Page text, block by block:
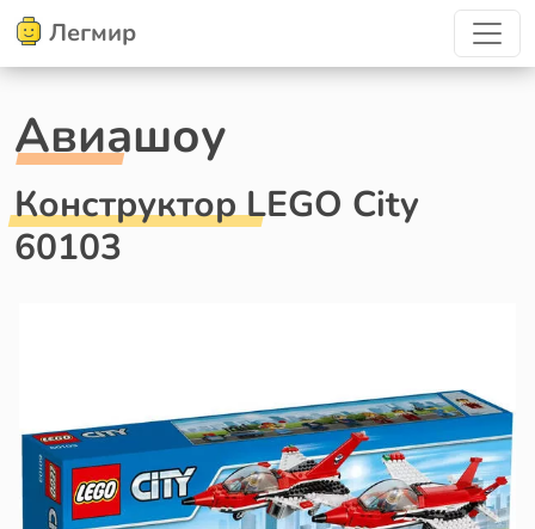
Легмир
Авиашоу
Конструктор LEGO City
60103